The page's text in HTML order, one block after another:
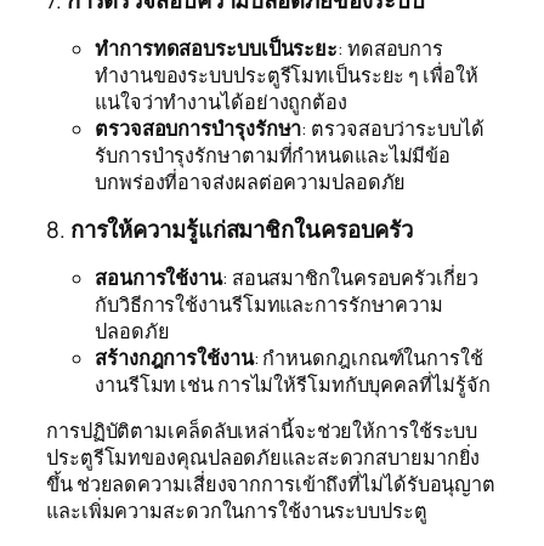
ทำการทดสอบระบบเป็นระยะ: ทดสอบการ
ทำงานของระบบประตูรีโมทเป็นระยะ ๆ เพื่อให้
แน่ใจว่าทำงานได้อย่างถูกต้อง
ตรวจสอบการบำรุงรักษา: ตรวจสอบว่าระบบได้
รับการบำรุงรักษาตามที่กำหนดและไม่มีข้อ
บกพร่องที่อาจส่งผลต่อความปลอดภัย
8. การให้ความรู้แก่สมาชิกในครอบครัว
สอนการใช้งาน: สอนสมาชิกในครอบครัวเกี่ยว
กับวิธีการใช้งานรีโมทและการรักษาความ
ปลอดภัย
สร้างกฎการใช้งาน: กำหนดกฎเกณฑ์ในการใช้
งานรีโมท เช่น การไม่ให้รีโมทกับบุคคลที่ไม่รู้จัก
การปฏิบัติตามเคล็ดลับเหล่านี้จะช่วยให้การใช้ระบบ
ประตูรีโมทของคุณปลอดภัยและสะดวกสบายมากยิ่ง
ขึ้น ช่วยลดความเสี่ยงจากการเข้าถึงที่ไม่ได้รับอนุญาต
และเพิ่มความสะดวกในการใช้งานระบบประตู